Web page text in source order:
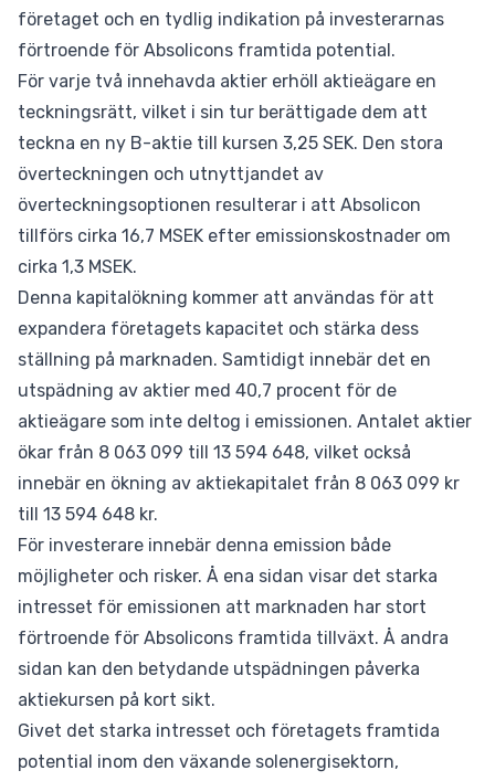
företaget och en tydlig indikation på investerarnas
förtroende för Absolicons framtida potential.
För varje två innehavda aktier erhöll aktieägare en
teckningsrätt, vilket i sin tur berättigade dem att
teckna en ny B-aktie till kursen 3,25 SEK. Den stora
överteckningen och utnyttjandet av
överteckningsoptionen resulterar i att Absolicon
tillförs cirka 16,7 MSEK efter emissionskostnader om
cirka 1,3 MSEK.
Denna kapitalökning kommer att användas för att
expandera företagets kapacitet och stärka dess
ställning på marknaden. Samtidigt innebär det en
utspädning av aktier med 40,7 procent för de
aktieägare som inte deltog i emissionen. Antalet aktier
ökar från 8 063 099 till 13 594 648, vilket också
innebär en ökning av aktiekapitalet från 8 063 099 kr
till 13 594 648 kr.
För investerare innebär denna emission både
möjligheter och risker. Å ena sidan visar det starka
intresset för emissionen att marknaden har stort
förtroende för Absolicons framtida tillväxt. Å andra
sidan kan den betydande utspädningen påverka
aktiekursen på kort sikt.
Givet det starka intresset och företagets framtida
potential inom den växande solenergisektorn,